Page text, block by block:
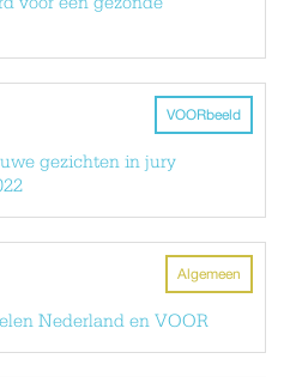
VOORbeeld
gezichten in jury
Algemeen
Nederland en VOOR